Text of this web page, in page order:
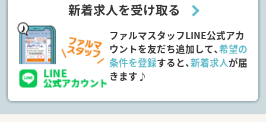
新着求人を受け取る
ファルマスタッフLINE公式アカ
ウントを友だち追加して、希望の
条件を登録すると、新着求人が届
きます♪